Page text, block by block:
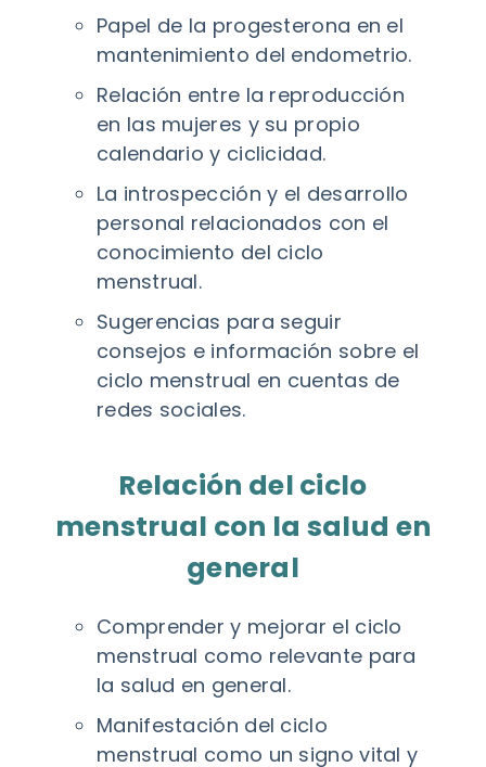
Papel de la progesterona en el
mantenimiento del endometrio.
Relación entre la reproducción
en las mujeres y su propio
calendario y ciclicidad.
La introspección y el desarrollo
personal relacionados con el
conocimiento del ciclo
menstrual.
Sugerencias para seguir
consejos e información sobre el
ciclo menstrual en cuentas de
redes sociales.
Relación del ciclo
menstrual con la salud en
general
Comprender y mejorar el ciclo
menstrual como relevante para
la salud en general.
Manifestación del ciclo
menstrual como un signo vital y